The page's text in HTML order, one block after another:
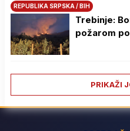
REPUBLIKA SRPSKA / BIH
Trebinje:
požarom
PRIKAŽI